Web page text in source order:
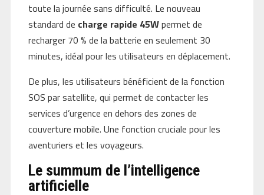
toute la journée sans difficulté. Le nouveau
standard de charge rapide 45Wpermet de
recharger 70 % de la batterie en seulement 30
minutes, idéal pour les utilisateurs en déplacement.
De plus, les utilisateurs bénéficient de la fonction
SOS par satellite, qui permet de contacter les
services d’urgence en dehors des zones de
couverture mobile. Une fonction cruciale pour les
aventuriers et les voyageurs.
Le summum de l’intelligence
artificielle